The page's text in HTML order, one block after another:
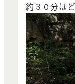
約３０分ほ